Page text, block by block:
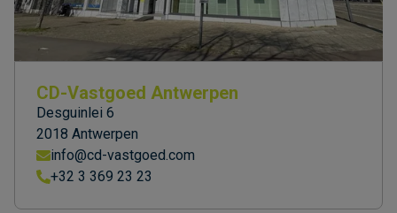
CD-Vastgoed Antwerpen
Desguinlei 6
2018 Antwerpen
info@cd-vastgoed.com
+32 3 369 23 23